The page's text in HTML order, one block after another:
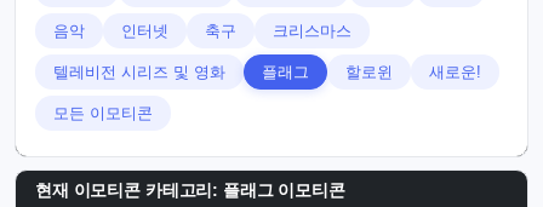
음악 인터넷 축구 크리스마스
텔레비전 시리즈 및 영화 플래그 할로윈 새로운!
모든 이모티콘
현재 이모티콘 카테고리: 플래그 이모티콘